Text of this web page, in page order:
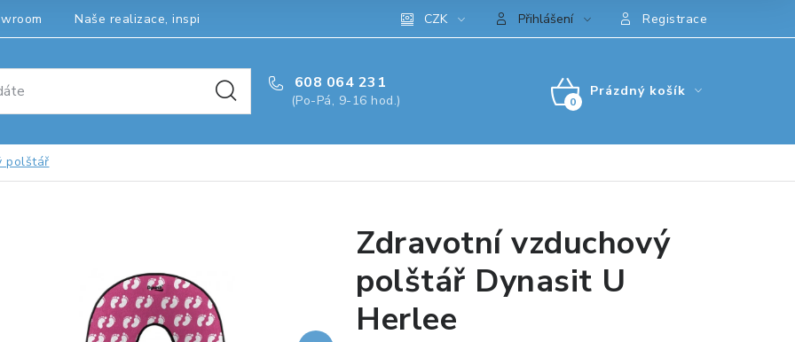
Naše realizace, inspirace a návody CZK Přihlášení Registrace
608 064 231
(Po-Pá, 9-16 hod.)
NÁKUPNÍ
Prázdný košík
polštář
Zdravotní vzduchový
polštář Dynasit U
Herlee